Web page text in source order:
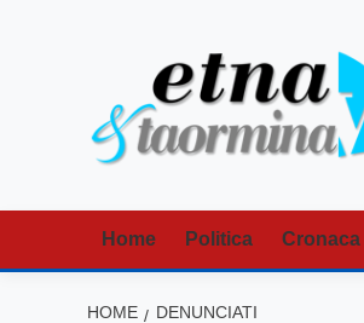
Home Politica Cronaca
HOME DENUNCIATI